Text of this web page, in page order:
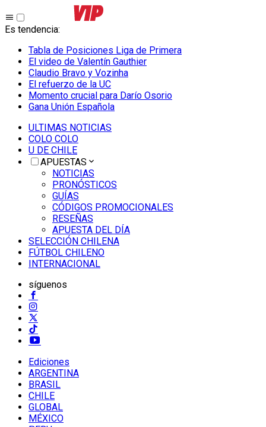
Es tendencia:
Tabla de Posiciones Liga de Primera
El video de Valentín Gauthier
Claudio Bravo y Vozinha
El refuerzo de la UC
Momento crucial para Darío Osorio
Gana Unión Española
ULTIMAS NOTICIAS
COLO COLO
U DE CHILE
APUESTAS
NOTICIAS
PRONÓSTICOS
GUÍAS
CÓDIGOS PROMOCIONALES
RESEÑAS
APUESTA DEL DÍA
SELECCIÓN CHILENA
FÚTBOL CHILENO
INTERNACIONAL
síguenos
Ediciones
ARGENTINA
BRASIL
CHILE
GLOBAL
MÉXICO